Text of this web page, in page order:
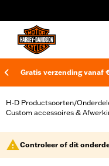
Gratis verzending vanaf
H-D Productsoorten/
Custom accessoires &
Controleer of dit